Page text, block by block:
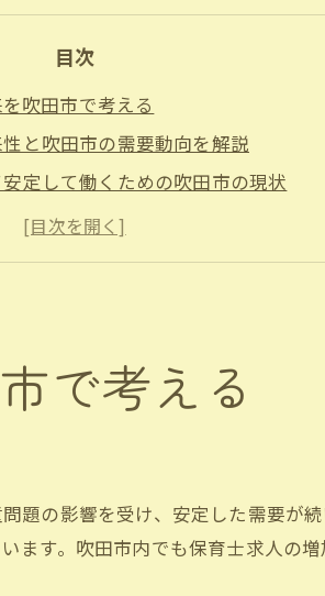
目次
吹田市で考える
と吹田市の需要動向を解説
定して働くための吹田市の現状
士が求められる理由と今後の展望
の吹田市の魅力と未来への期待
市で安定するための新しい働き方
や公務員採用で叶える安定生活
再就職に強い吹田市の取り組み
くキャリア形成術
で考える
題の影響を受け、安定した需要が
ます。吹田市内でも保育士求人の